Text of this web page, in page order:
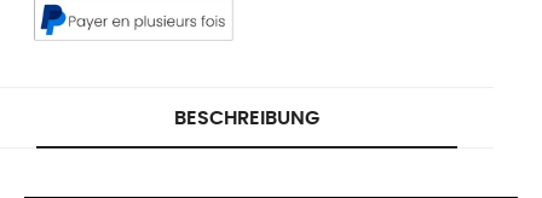
BESCHREIBUNG